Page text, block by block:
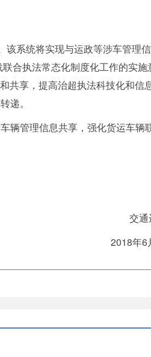
该系统将实现与运政等涉车管理
合执法常态化制度化工作的实施
共享，提高治超执法科技化和信
递。
辆管理信息共享，强化货运车辆
交通
2018年6